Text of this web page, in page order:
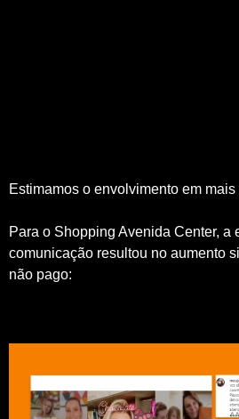
Estimamos o envolvimento em mais
Para o Shopping Avenida Center, a
comunicação resultou no aumento
não pago: